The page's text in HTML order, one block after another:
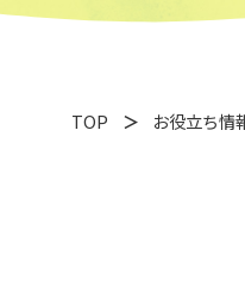
TOP お役立ち情